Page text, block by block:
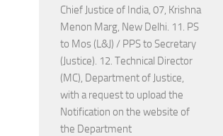
Chief Justice of India, 07, Krishna
Menon Marg, New Delhi. 11. PS
to Mos (L&J) / PPS to Secretary
(Justice). 12. Technical Director
(MC), Department of Justice,
with a request to upload the
Notification on the website of
the Department